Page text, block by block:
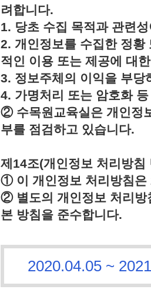
려합니다.
1. 당초 수집 목적과 관련
2. 개인정보를 수집한 정황
적인 이용 또는 제공에 대
3. 정보주체의 이익을 부당
4. 가명처리 또는 암호화
② 수목원교육실은 개인정
부를 점검하고 있습니다.
제14조(개인정보 처리방침
① 이 개인정보 처리방침은
② 별도의 개인정보 처리방
본 방침을 준수합니다.
2020.04.05 ~